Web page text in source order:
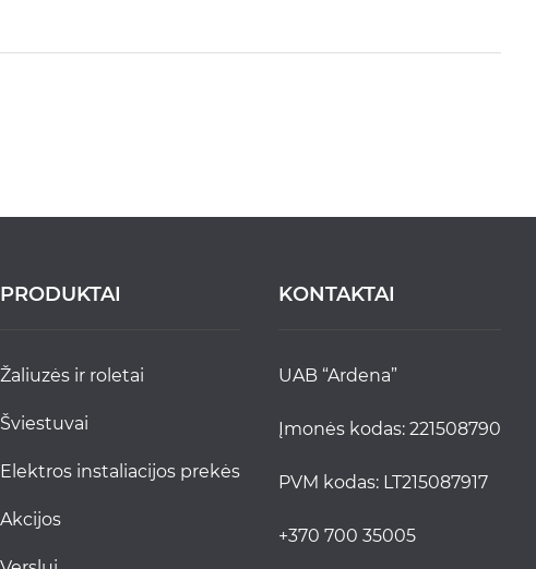
PRODUKTAI
žaliuzės ir roletai
šviestuvai
elektros instaliacijos prekės
akcijos
KONTAKTAI
UAB “Ardena”
Įmonės kodas: 221508790
PVM kodas: LT215087917
+370 700 35005